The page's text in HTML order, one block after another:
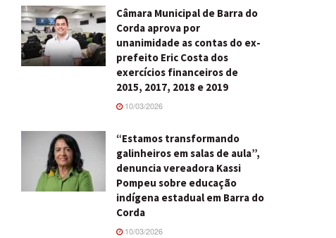
Câmara Municipal de Barra do
Corda aprova por
unanimidade as contas do ex-
prefeito Eric Costa dos
exercícios financeiros de
2015, 2017, 2018 e 2019
10/03/2026
“Estamos transformando
galinheiros em salas de aula”,
denuncia vereadora Kassi
Pompeu sobre educação
indígena estadual em Barra do
Corda
10/03/2026